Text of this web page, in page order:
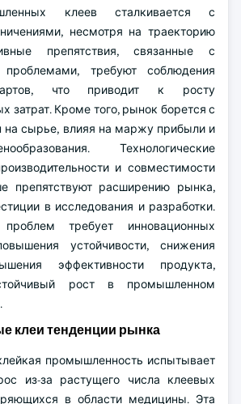
клеев сталкивается с
несмотря на траекторию
препятствия, связанные с
проблемами, требуют соблюдения
что приводит к росту
затрат. Кроме того, рынок борется с
на сырье, влияя на маржу прибыли и
Технологические
и совместимости
препятствуют расширению рынка,
в исследования и разработки.
требует инновационных
устойчивости, снижения
эффективности продукта,
рост в промышленном
клеи тенденции рынка
промышленность испытывает
из-за растущего числа клеевых
в области медицины. Эта